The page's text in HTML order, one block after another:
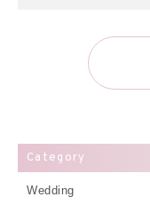
Category
Wedding